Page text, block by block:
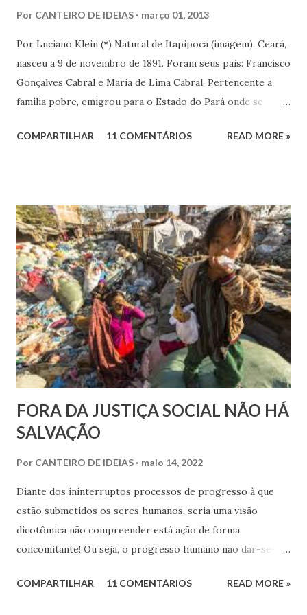
Por CANTEIRO DE IDEIAS março 01, 2013
Por Luciano Klein (*) Natural de Itapipoca (imagem), Ceará,
nasceu a 9 de novembro de 1891. Foram seus pais: Francisco
Gonçalves Cabral e Maria de Lima Cabral. Pertencente a
família pobre, emigrou para o Estado do Pará onde se
nos estudos, adquiriu conhecimentos gerais, notadamente
com rapidez e brilhantismo.
COMPARTILHAR 11 COMENTÁRIOS READ MORE »
FORA DA JUSTIÇA SOCIAL NÃO HÁ
SALVAÇÃO
Por CANTEIRO DE IDEIAS maio 14, 2022
Diante dos ininterruptos processos de progresso à que
estão submetidos os seres humanos, seria uma visão
dicotômica não compreender está ação de forma
concomitante! Ou seja, o progresso humano não dar-se-á
social na formação do sujeito espiritual que atua na Terra.
COMPARTILHAR 11 COMENTÁRIOS READ MORE »